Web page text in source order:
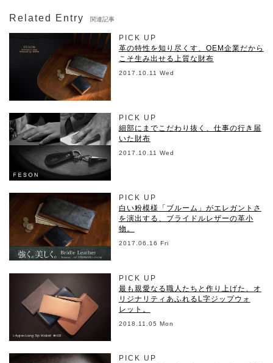
Related Entry 関連記事
PICK UP
革の特性を知り尽くす、OEM企業だから
こそ生み出せる上質な財布
2017.10.11 Wed
PICK UP
細部にまでこだわり抜く、仕事の行き届
いた財布
2017.10.11 Wed
PICK UP
白い粉模様「ブルーム」がエレガントさ
を演出する、ブライドルレザーの革小
物。
2017.06.16 Fri
PICK UP
最も親愛なる職人たちと作り上げた、オ
リジナリティあふれるL字ジップウォ
レット。
2018.11.05 Mon
PICK UP